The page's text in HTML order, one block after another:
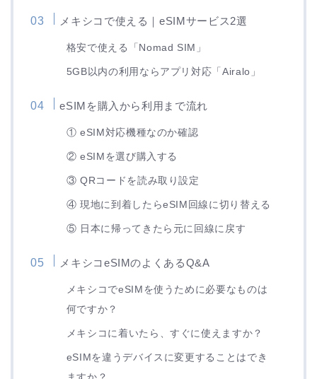
メキシコで使える｜eSIMサービス2選
格安で使える「Nomad SIM」
5GB以内の利用ならアプリ対応「Airalo」
eSIMを購入から利用まで流れ
① eSIM対応機種なのか確認
② eSIMを選び購入する
③ QRコードを読み取り設定
④ 現地に到着したらeSIM回線に切り替える
⑤ 日本に帰ってきたら元に回線に戻す
メキシコeSIMのよくあるQ&A
メキシコでeSIMを使うために必要なものは
何ですか？
メキシコに着いたら、すぐに使えますか？
eSIMを違うデバイスに変更することはでき